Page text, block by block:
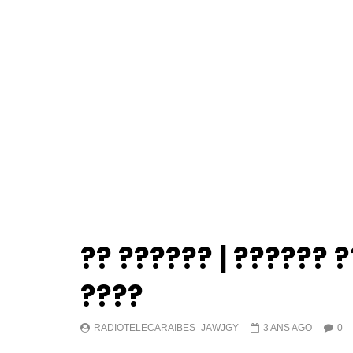
?? ?????? | ??????
????
RADIOTELECARAIBES_JAWJGY 3 ANS AGO 0